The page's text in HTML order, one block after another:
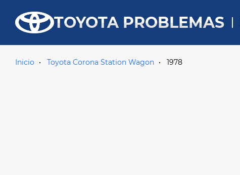
TOYOTA PROBLEMAS
Inicio Toyota Corona Station Wagon 1978